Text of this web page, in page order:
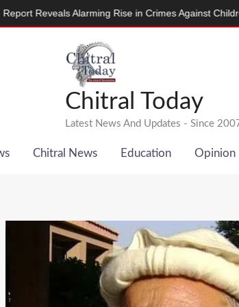
Chitral Today
Latest News And Updates - Since
Chitral News Education Opinion
Alarming Rise in Crimes Against Children